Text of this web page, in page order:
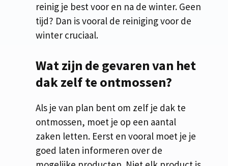
reinig je best voor en na de winter. Geen
tijd? Dan is vooral de reiniging voor de
winter cruciaal.
Wat zijn de gevaren van het
dak zelf te ontmossen?
Als je van plan bent om zelf je dak te
ontmossen, moet je op een aantal
zaken letten. Eerst en vooral moet je je
goed laten informeren over de